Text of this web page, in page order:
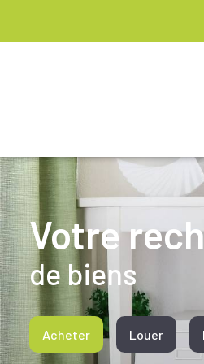
Votre
de biens
Acheter Louer